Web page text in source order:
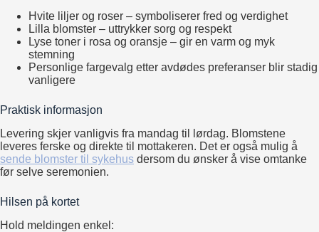
Hvite liljer og roser – symboliserer fred og verdighet
Lilla blomster – uttrykker sorg og respekt
Lyse toner i rosa og oransje – gir en varm og myk
stemning
Personlige fargevalg etter avdødes preferanser blir stadig
vanligere
Praktisk informasjon
Levering skjer vanligvis fra mandag til lørdag. Blomstene
leveres ferske og direkte til mottakeren. Det er også mulig å
sende blomster til sykehus dersom du ønsker å vise omtanke
før selve seremonien.
Hilsen på kortet
Hold meldingen enkel: